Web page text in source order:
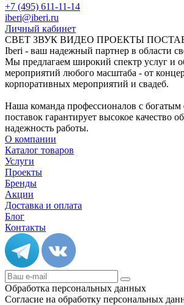
+7 (495) 611-11-14
iberi@iberi.ru
Личный кабинет
СВЕТ ЗВУК ВИДЕО ПРОЕКТЫ
Iberi - ваш надежный партнер в области
Мы предлагаем широкий спектр услуг и
мероприятий любого масштаба - от
корпоративных мероприятий и свадеб.
Наша команда профессионалов с богатым
поставок гарантирует высокое качество
надежность работы.
О компании
Каталог товаров
Услуги
Проекты
Бренды
Акции
Доставка и оплата
Блог
Контакты
Обработка персональных данных
Согласие на обработку персональных